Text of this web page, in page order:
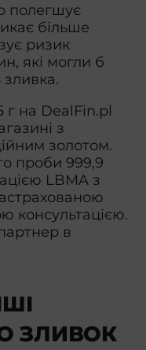
полегшує
більше
ризик
які могли б
г на DealFin.pl
з
золотом.
проби 999,9
LBMA з
консультацією.
в
ЗЛИВОК